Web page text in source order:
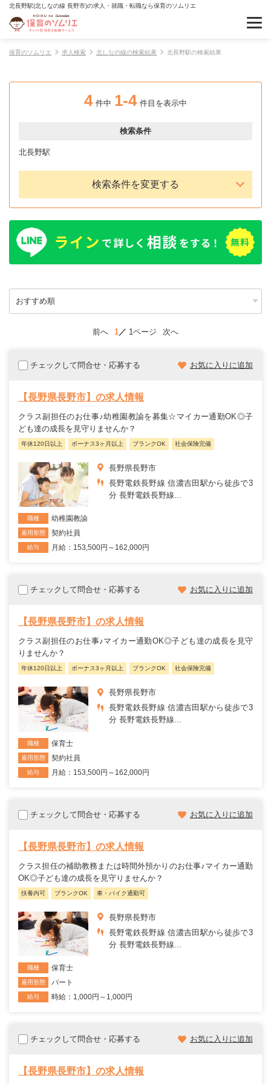
北長野駅(北しなの線 長野市)の求人・就職・転職なら保育のソムリエ
保育のソムリエ 求人検索 北しなの線の検索結果 北長野駅の検索結果
4 件中 1-4 件目を表示中
検索条件
北長野駅
検索条件を変更する
前へ 1 1ページ 次へ
チェックして問合せ・応募する お気に入りに追加
【長野県長野市】の求人情報
クラス副担任のお仕事♪幼稚園教諭を募集☆マイカー通勤OK◎子
ども達の成長を見守りませんか？
年休120日以上 ボーナス3ヶ月以上 ブランクOK 社会保険完備
長野県長野市
長野電鉄長野線 信濃吉田駅から徒歩で3
分 長野電鉄長野線...
職種 幼稚園教諭
雇用形態 契約社員
給与 月給：153,500円～162,000円
チェックして問合せ・応募する お気に入りに追加
【長野県長野市】の求人情報
クラス副担任のお仕事♪マイカー通勤OK◎子ども達の成長を見守
りませんか？
年休120日以上 ボーナス3ヶ月以上 ブランクOK 社会保険完備
長野県長野市
長野電鉄長野線 信濃吉田駅から徒歩で3
分 長野電鉄長野線...
職種 保育士
雇用形態 契約社員
給与 月給：153,500円～162,000円
チェックして問合せ・応募する お気に入りに追加
【長野県長野市】の求人情報
クラス担任の補助教務または時間外預かりのお仕事♪マイカー通勤
OK◎子ども達の成長を見守りませんか？
扶養内可 ブランクOK 車・バイク通勤可
長野県長野市
長野電鉄長野線 信濃吉田駅から徒歩で3
分 長野電鉄長野線...
職種 保育士
雇用形態 パート
給与 時給：1,000円～1,000円
チェックして問合せ・応募する お気に入りに追加
【長野県長野市】の求人情報